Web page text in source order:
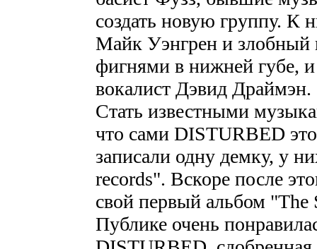
создать новую группу. К
Майк Уэнгрен и злобный
фигнями в нижней губе,
вокалист Дэвид Драймэн.
Стать известными
что сами DISTURBED
записали одну демку, у
records". Вскоре после
свой первый альбом "The
Публике очень